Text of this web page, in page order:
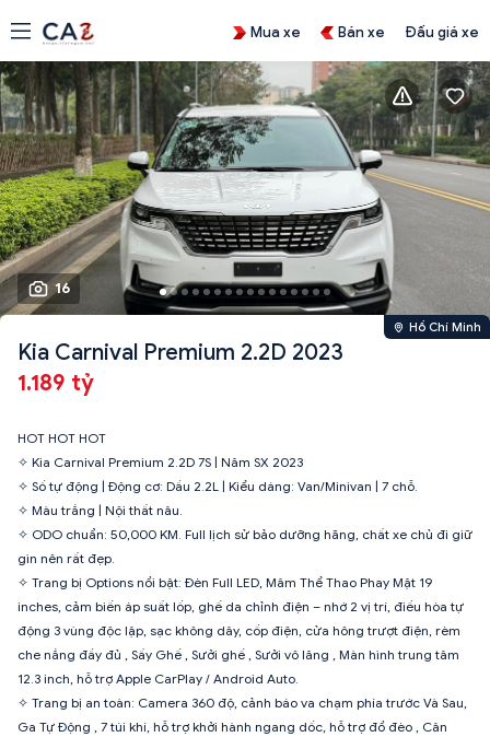
Mua xe Bán xe Đấu giá xe
16
Hồ Chí Minh
Kia Carnival Premium 2.2D 2023
1.189 tỷ
HOT HOT HOT
✧ Kia Carnival Premium 2.2D 7S | Năm SX 2023
✧ Số tự động | Động cơ: Dầu 2.2L | Kiểu dáng: Van/Minivan | 7 chỗ.
✧ Màu trắng | Nội thất nâu.
✧ ODO chuẩn: 50,000 KM. Full lịch sử bảo dưỡng hãng, chất xe chủ đi giữ
gìn nên rất đẹp.
✧ Trang bị Options nổi bật: Đèn Full LED, Mâm Thể Thao Phay Mặt 19
inches, cảm biến áp suất lốp, ghế da chỉnh điện – nhớ 2 vị trí, điều hòa tự
động 3 vùng độc lập, sạc không dây, cốp điện, cửa hông trượt điện, rèm
che nắng đầy đủ , Sấy Ghế , Sưởi ghế , Sưởi vô lăng , Màn hình trung tâm
12.3 inch, hỗ trợ Apple CarPlay / Android Auto.
✧ Trang bị an toàn: Camera 360 độ, cảnh báo va chạm phía trước Và Sau,
Ga Tự Động , 7 túi khí, hỗ trợ khởi hành ngang dốc, hỗ trợ đổ đèo , Cân